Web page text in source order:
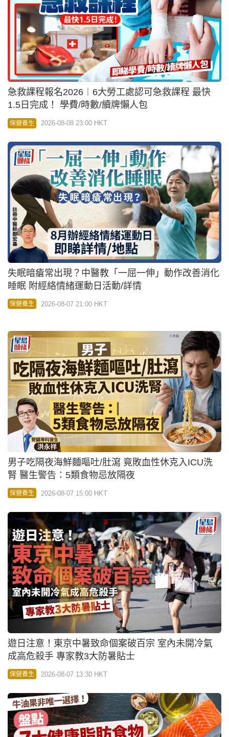
急救課程報名2026︱6大勞工處認可急救課程 最快
1.5日完成！ 學費/時數/續牌懶人包
保健養生 2026-08-08 23:00 HKT
失眠暗瘡常出現？中醫教「一屈一伸」動作改善消化
睡眠 附經絡情緒運動日活動/詳情
保健養生 2026-08-07 21:00 HKT
男子吃隔夜海鮮麵嘔吐/肚瀉 竟敗血性休克入ICU洗
腎 醫生警告：5類食物忌放隔夜
保健養生 2026-08-07 15:00 HKT
遊日注意！東京中暑致命個案破百宗 室內未開冷氣
成高危殺手 專家教3大防暑貼士
保健養生 2026-08-07 13:30 HKT